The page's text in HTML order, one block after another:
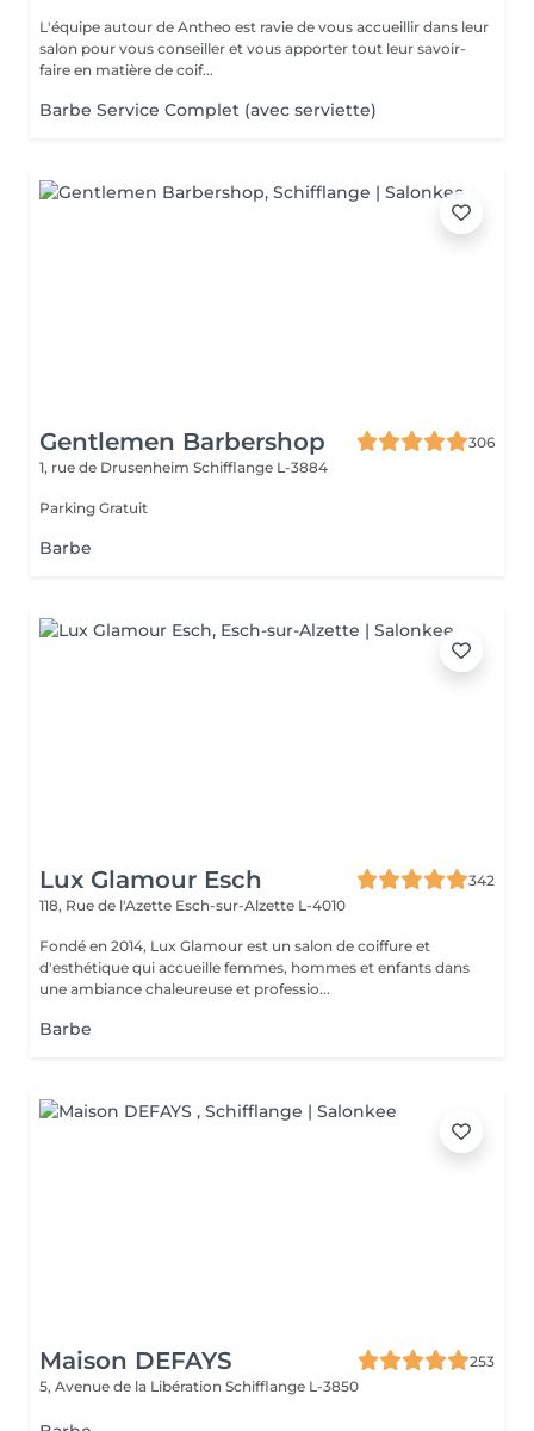
L'équipe autour de Antheo est ravie de vous accueillir dans leur
salon pour vous conseiller et vous apporter tout leur savoir-
faire en matière de coif...
Barbe Service Complet (avec serviette)
Gentlemen Barbershop
306
1, rue de Drusenheim Schifflange L-3884
Parking Gratuit
Barbe
Lux Glamour Esch
342
118, Rue de l'Azette Esch-sur-Alzette L-4010
Fondé en 2014, Lux Glamour est un salon de coiffure et
d'esthétique qui accueille femmes, hommes et enfants dans
une ambiance chaleureuse et professio...
Barbe
Maison DEFAYS
253
5, Avenue de la Libération Schifflange L-3850